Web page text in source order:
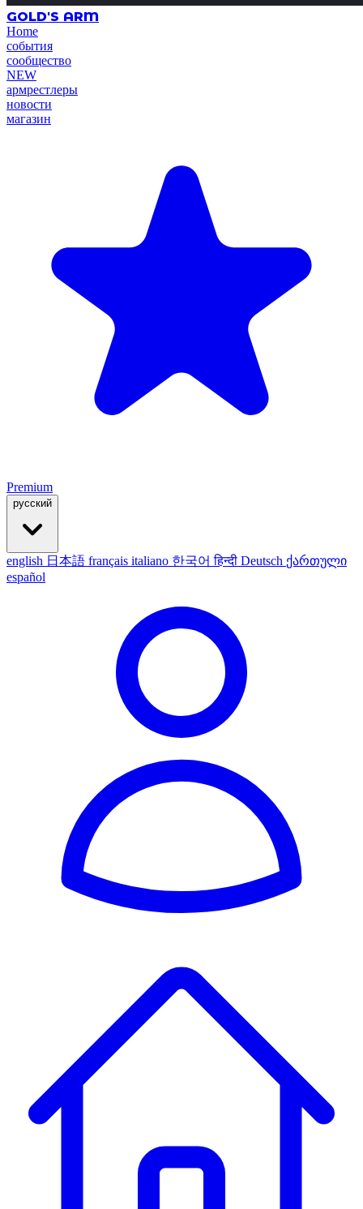
GOLD'S ARM
Home
события
сообщество
NEW
армрестлеры
новости
магазин
Premium
русский
english 日本語 français italiano 한국어हिन्दी Deutsch ქართული
español